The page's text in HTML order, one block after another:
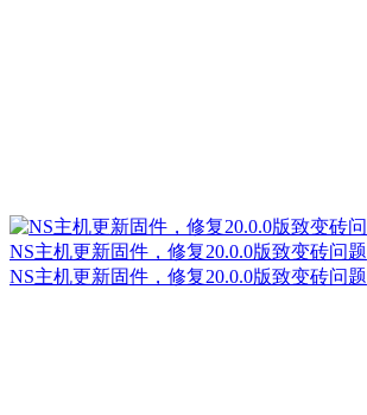
NS主机更新固件，修复20.0.0版致变砖问题
NS主机更新固件，修复20.0.0版致变砖问题